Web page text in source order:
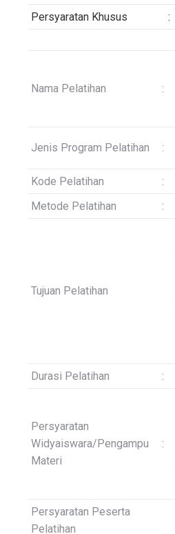
Persyaratan Khusus
:
Nama Pelatihan :
Jenis Program Pelatihan :
Kode Pelatihan
:
Metode Pelatihan
:
Tujuan Pelatihan
Durasi Pelatihan
:
Persyaratan
Widyaiswara/Pengampu
Materi
:
Persyaratan Peserta
Pelatihan